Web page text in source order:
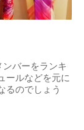
ンバーをランキ
ールなどを元に
るのでしょう